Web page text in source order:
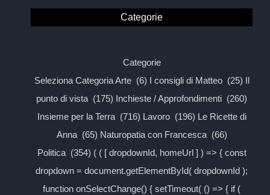
Categorie
Categorie
Seleziona Categoria Arte (6) I consigli di Matteo (25) Il
punto di vista (175) Inchieste / Approfondimenti (260)
Insieme per la Terra (716) Lavoro (196) Le Ricette di
Anna (65) Naturopatia con Francesca (66)
Politica (354) ( ( [ dropdownId, homeUrl ] ) => { const
dropdown = document.getElementById( dropdownId );
function onSelectChange() { setTimeout( () => { if (